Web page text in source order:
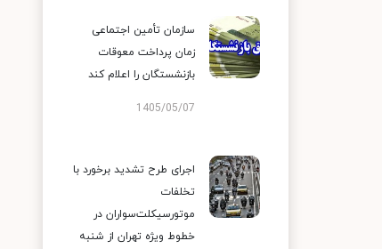
سازمان تأمین اجتماعی
زمان پرداخت معوقات
بازنشستگان را اعلام کند
1405/05/07
اجرای طرح تشدید برخورد با
تخلفات
موتورسیکلت‌سواران در
خطوط ویژه تهران از شنبه